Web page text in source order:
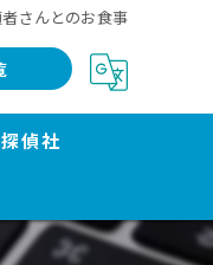
さんとのお食事
偵社